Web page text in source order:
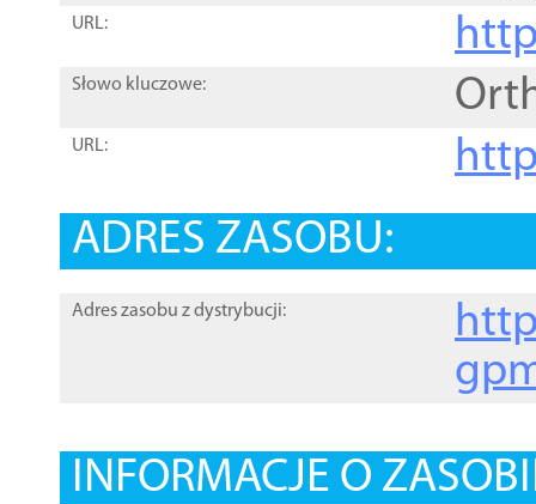
URL:
Słowo kluczowe:
URL:
ADRES ZASOBU:
Adres zasobu z dystrybucji:
INFORMACJE O